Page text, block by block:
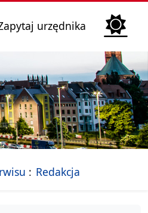
urzędnika Biura
- drzewko rozdziałów
Redakcja